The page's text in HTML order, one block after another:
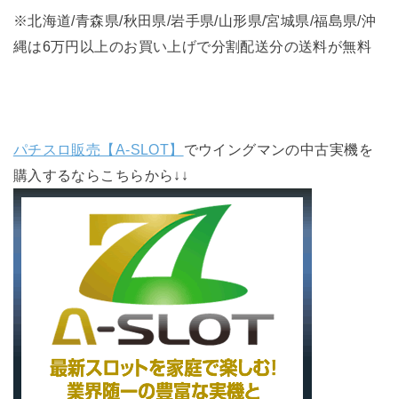
※北海道/青森県/秋田県/岩手県/山形県/宮城県/福島県/沖
縄は6万円以上のお買い上げで分割配送分の送料が無料
パチスロ販売【A-SLOT】 でウイングマンの中古実機を
購入するならこちらから↓↓